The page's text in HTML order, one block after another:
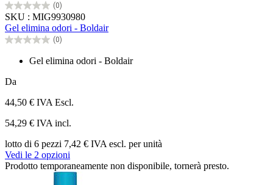
(0)
0.0
su
5
stelle.
SKU : MIG9930980
Gel elimina odori - Boldair
(0)
0.0
stelle.
Gel elimina odori - Boldair
Da
44,50 € IVA Escl.
54,29 € IVA incl.
lotto di 6 pezzi 7,42 € IVA escl. per unità
Vedi le 2 opzioni
Prodotto temporaneamente non disponibile, tornerà presto.